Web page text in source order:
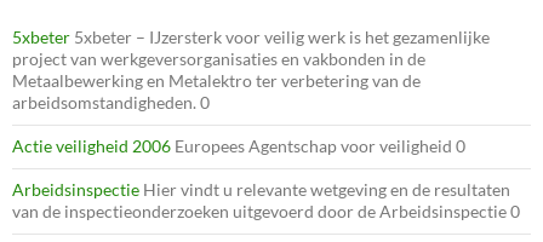
5xbeter 5xbeter – IJzersterk voor veilig werk is het gezamenlijke
project van werkgeversorganisaties en vakbonden in de
Metaalbewerking en Metalektro ter verbetering van de
arbeidsomstandigheden. 0
Actie veiligheid 2006 Europees Agentschap voor veiligheid 0
Arbeidsinspectie Hier vindt u relevante wetgeving en de resultaten
van de inspectieonderzoeken uitgevoerd door de Arbeidsinspectie 0